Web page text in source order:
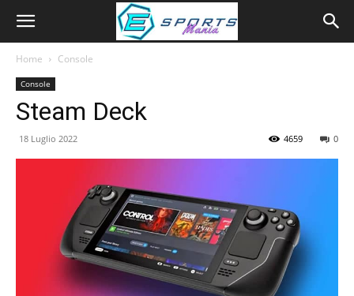
Home Console
Console
Steam Deck
18 Luglio 2022 0
4659